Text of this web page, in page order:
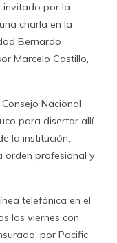
invitado por la
charla en la
Bernardo
Marcelo Castillo,
Nacional
para disertar allí
la institución,
orden profesional y
telefónica en el
los viernes con
por Pacific